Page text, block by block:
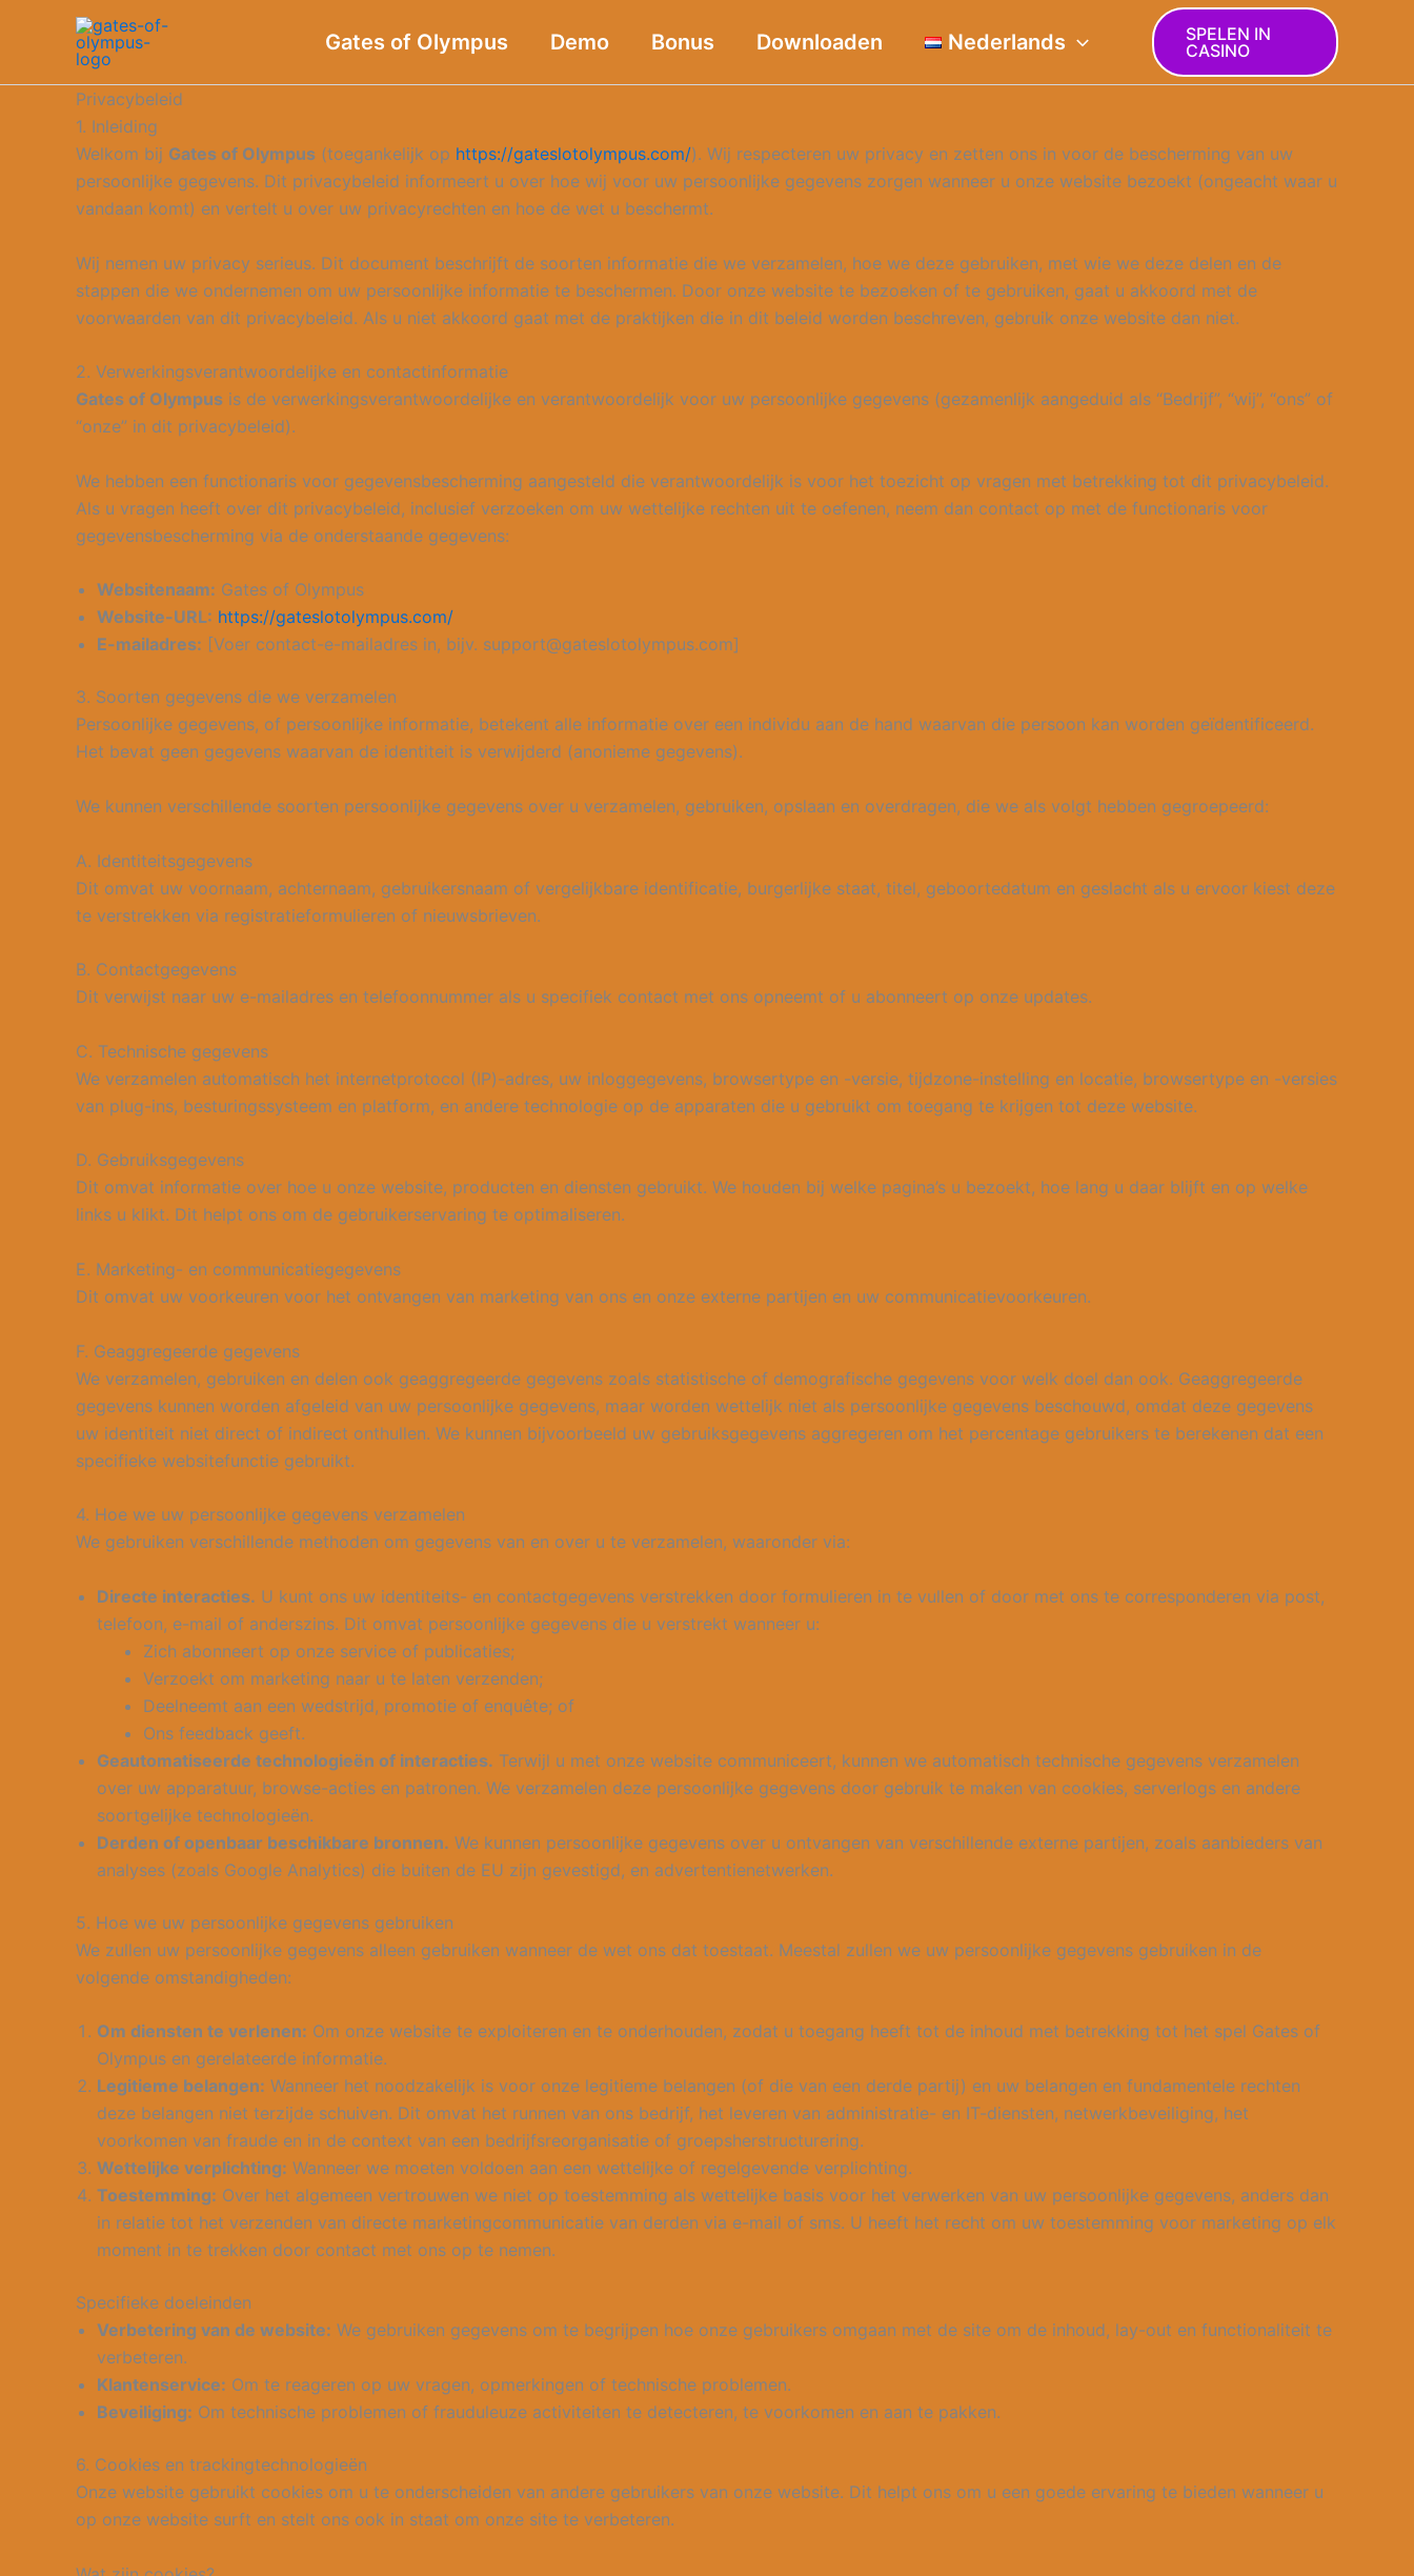
Gates of Olympus Demo Bonus Downloaden Nederlands
SPELEN IN
CASINO
Privacybeleid
1. Inleiding
Welkom bij Gates of Olympus (toegankelijk op https://gateslotolympus.com/). Wij respecteren uw privacy en zetten ons in voor de bescherming van uw
persoonlijke gegevens. Dit privacybeleid informeert u over hoe wij voor uw persoonlijke gegevens zorgen wanneer u onze website bezoekt (ongeacht waar u
vandaan komt) en vertelt u over uw privacyrechten en hoe de wet u beschermt.
Wij nemen uw privacy serieus. Dit document beschrijft de soorten informatie die we verzamelen, hoe we deze gebruiken, met wie we deze delen en de
stappen die we ondernemen om uw persoonlijke informatie te beschermen. Door onze website te bezoeken of te gebruiken, gaat u akkoord met de
voorwaarden van dit privacybeleid. Als u niet akkoord gaat met de praktijken die in dit beleid worden beschreven, gebruik onze website dan niet.
2. Verwerkingsverantwoordelijke en contactinformatie
Gates of Olympus is de verwerkingsverantwoordelijke en verantwoordelijk voor uw persoonlijke gegevens (gezamenlijk aangeduid als “Bedrijf”, “wij”, “ons” of
“onze” in dit privacybeleid).
We hebben een functionaris voor gegevensbescherming aangesteld die verantwoordelijk is voor het toezicht op vragen met betrekking tot dit privacybeleid.
Als u vragen heeft over dit privacybeleid, inclusief verzoeken om uw wettelijke rechten uit te oefenen, neem dan contact op met de functionaris voor
gegevensbescherming via de onderstaande gegevens:
Websitenaam: Gates of Olympus
Website-URL: https://gateslotolympus.com/
E-mailadres: [Voer contact-e-mailadres in, bijv. support@gateslotolympus.com]
3. Soorten gegevens die we verzamelen
Persoonlijke gegevens, of persoonlijke informatie, betekent alle informatie over een individu aan de hand waarvan die persoon kan worden geïdentificeerd.
Het bevat geen gegevens waarvan de identiteit is verwijderd (anonieme gegevens).
We kunnen verschillende soorten persoonlijke gegevens over u verzamelen, gebruiken, opslaan en overdragen, die we als volgt hebben gegroepeerd:
A. Identiteitsgegevens
Dit omvat uw voornaam, achternaam, gebruikersnaam of vergelijkbare identificatie, burgerlijke staat, titel, geboortedatum en geslacht als u ervoor kiest deze
te verstrekken via registratieformulieren of nieuwsbrieven.
B. Contactgegevens
Dit verwijst naar uw e-mailadres en telefoonnummer als u specifiek contact met ons opneemt of u abonneert op onze updates.
C. Technische gegevens
We verzamelen automatisch het internetprotocol (IP)-adres, uw inloggegevens, browsertype en -versie, tijdzone-instelling en locatie, browsertype en -versies
van plug-ins, besturingssysteem en platform, en andere technologie op de apparaten die u gebruikt om toegang te krijgen tot deze website.
D. Gebruiksgegevens
Dit omvat informatie over hoe u onze website, producten en diensten gebruikt. We houden bij welke pagina’s u bezoekt, hoe lang u daar blijft en op welke
links u klikt. Dit helpt ons om de gebruikerservaring te optimaliseren.
E. Marketing- en communicatiegegevens
Dit omvat uw voorkeuren voor het ontvangen van marketing van ons en onze externe partijen en uw communicatievoorkeuren.
F. Geaggregeerde gegevens
We verzamelen, gebruiken en delen ook geaggregeerde gegevens zoals statistische of demografische gegevens voor welk doel dan ook. Geaggregeerde
gegevens kunnen worden afgeleid van uw persoonlijke gegevens, maar worden wettelijk niet als persoonlijke gegevens beschouwd, omdat deze gegevens
uw identiteit niet direct of indirect onthullen. We kunnen bijvoorbeeld uw gebruiksgegevens aggregeren om het percentage gebruikers te berekenen dat een
specifieke websitefunctie gebruikt.
4. Hoe we uw persoonlijke gegevens verzamelen
We gebruiken verschillende methoden om gegevens van en over u te verzamelen, waaronder via:
Directe interacties. U kunt ons uw identiteits- en contactgegevens verstrekken door formulieren in te vullen of door met ons te corresponderen via post,
telefoon, e-mail of anderszins. Dit omvat persoonlijke gegevens die u verstrekt wanneer u:
Zich abonneert op onze service of publicaties;
Verzoekt om marketing naar u te laten verzenden;
Deelneemt aan een wedstrijd, promotie of enquête; of
Ons feedback geeft.
Geautomatiseerde technologieën of interacties. Terwijl u met onze website communiceert, kunnen we automatisch technische gegevens verzamelen
over uw apparatuur, browse-acties en patronen. We verzamelen deze persoonlijke gegevens door gebruik te maken van cookies, serverlogs en andere
soortgelijke technologieën.
Derden of openbaar beschikbare bronnen. We kunnen persoonlijke gegevens over u ontvangen van verschillende externe partijen, zoals aanbieders van
analyses (zoals Google Analytics) die buiten de EU zijn gevestigd, en advertentienetwerken.
5. Hoe we uw persoonlijke gegevens gebruiken
We zullen uw persoonlijke gegevens alleen gebruiken wanneer de wet ons dat toestaat. Meestal zullen we uw persoonlijke gegevens gebruiken in de
volgende omstandigheden:
Om diensten te verlenen: Om onze website te exploiteren en te onderhouden, zodat u toegang heeft tot de inhoud met betrekking tot het spel Gates of
Olympus en gerelateerde informatie.
Legitieme belangen: Wanneer het noodzakelijk is voor onze legitieme belangen (of die van een derde partij) en uw belangen en fundamentele rechten
deze belangen niet terzijde schuiven. Dit omvat het runnen van ons bedrijf, het leveren van administratie- en IT-diensten, netwerkbeveiliging, het
voorkomen van fraude en in de context van een bedrijfsreorganisatie of groepsherstructurering.
Wettelijke verplichting: Wanneer we moeten voldoen aan een wettelijke of regelgevende verplichting.
Toestemming: Over het algemeen vertrouwen we niet op toestemming als wettelijke basis voor het verwerken van uw persoonlijke gegevens, anders dan
in relatie tot het verzenden van directe marketingcommunicatie van derden via e-mail of sms. U heeft het recht om uw toestemming voor marketing op elk
moment in te trekken door contact met ons op te nemen.
Specifieke doeleinden
Verbetering van de website: We gebruiken gegevens om te begrijpen hoe onze gebruikers omgaan met de site om de inhoud, lay-out en functionaliteit te
verbeteren.
Klantenservice: Om te reageren op uw vragen, opmerkingen of technische problemen.
Beveiliging: Om technische problemen of frauduleuze activiteiten te detecteren, te voorkomen en aan te pakken.
6. Cookies en trackingtechnologieën
Onze website gebruikt cookies om u te onderscheiden van andere gebruikers van onze website. Dit helpt ons om u een goede ervaring te bieden wanneer u
op onze website surft en stelt ons ook in staat om onze site te verbeteren.